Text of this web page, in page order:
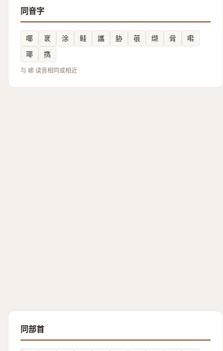
同音字
㖿 衺 涂 鲑 讗 胁 䓳 缬 脋
嚡
瑘
擕
与 峫 读音相同或相近
同部首